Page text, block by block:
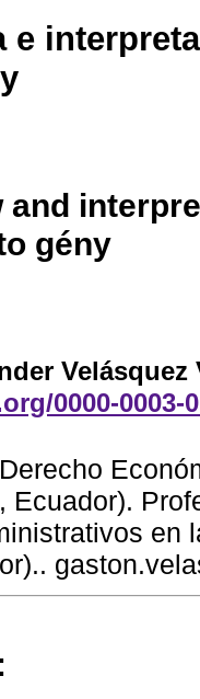
e
and
gény
Velásquez
0000-0003-
Ecuador).
en